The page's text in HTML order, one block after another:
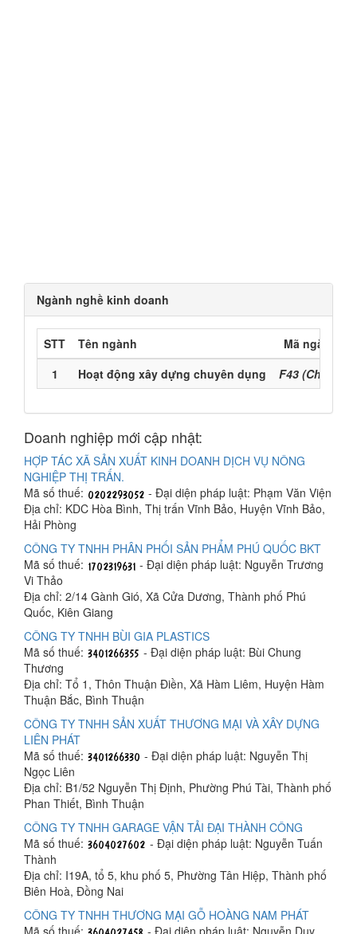
Ngành nghề kinh doanh
STT Tên ngành
Mã ngành
1
Hoạt động xây dựng chuyên dụng F43 (Chính)
Doanh nghiệp mới cập nhật:
HỢP TÁC XÃ SẢN XUẤT KINH DOANH DỊCH VỤ NÔNG
NGHIỆP THỊ TRẤN.
Mã số thuế:
- Đại diện pháp luật: Phạm Văn Viện
Địa chỉ: KDC Hòa Bình, Thị trấn Vĩnh Bảo, Huyện Vĩnh Bảo,
Hải Phòng
CÔNG TY TNHH PHÂN PHỐI SẢN PHẨM PHÚ QUỐC BKT
Mã số thuế:
- Đại diện pháp luật: Nguyễn Trương
Vi Thảo
Địa chỉ: 2/14 Gành Gió, Xã Cửa Dương, Thành phố Phú
Quốc, Kiên Giang
CÔNG TY TNHH BÙI GIA PLASTICS
Mã số thuế:
- Đại diện pháp luật: Bùi Chung
Thương
Địa chỉ: Tổ 1, Thôn Thuận Điền, Xã Hàm Liêm, Huyện Hàm
Thuận Bắc, Bình Thuận
CÔNG TY TNHH SẢN XUẤT THƯƠNG MẠI VÀ XÂY DỰNG
LIÊN PHÁT
Mã số thuế:
- Đại diện pháp luật: Nguyễn Thị
Ngọc Liên
Địa chỉ: B1/52 Nguyễn Thị Định, Phường Phú Tài, Thành phố
Phan Thiết, Bình Thuận
CÔNG TY TNHH GARAGE VẬN TẢI ĐẠI THÀNH CÔNG
Mã số thuế:
- Đại diện pháp luật: Nguyễn Tuấn
Thành
Địa chỉ: I19A, tổ 5, khu phố 5, Phường Tân Hiệp, Thành phố
Biên Hoà, Đồng Nai
CÔNG TY TNHH THƯƠNG MẠI GỖ HOÀNG NAM PHÁT
Mã số thuế:
- Đại diện pháp luật: Nguyễn Duy